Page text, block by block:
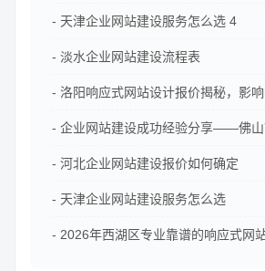
- 天津企业网站建设服务怎么选 4
- 淡水企业网站建设流程表
- 河北企业网站建设报价如何确定
- 天津企业网站建设服务怎么选